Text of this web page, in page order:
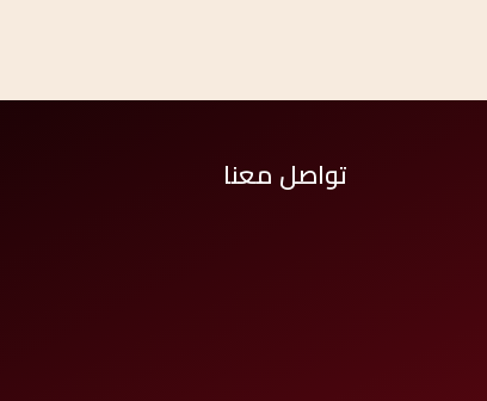
تواصل معنا